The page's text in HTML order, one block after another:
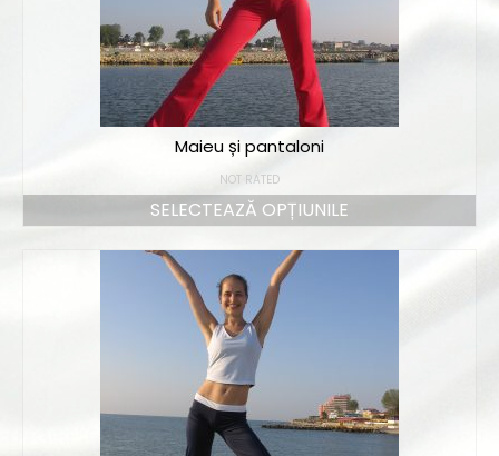
Maieu și pantaloni
NOT RATED
SELECTEAZĂ OPȚIUNILE